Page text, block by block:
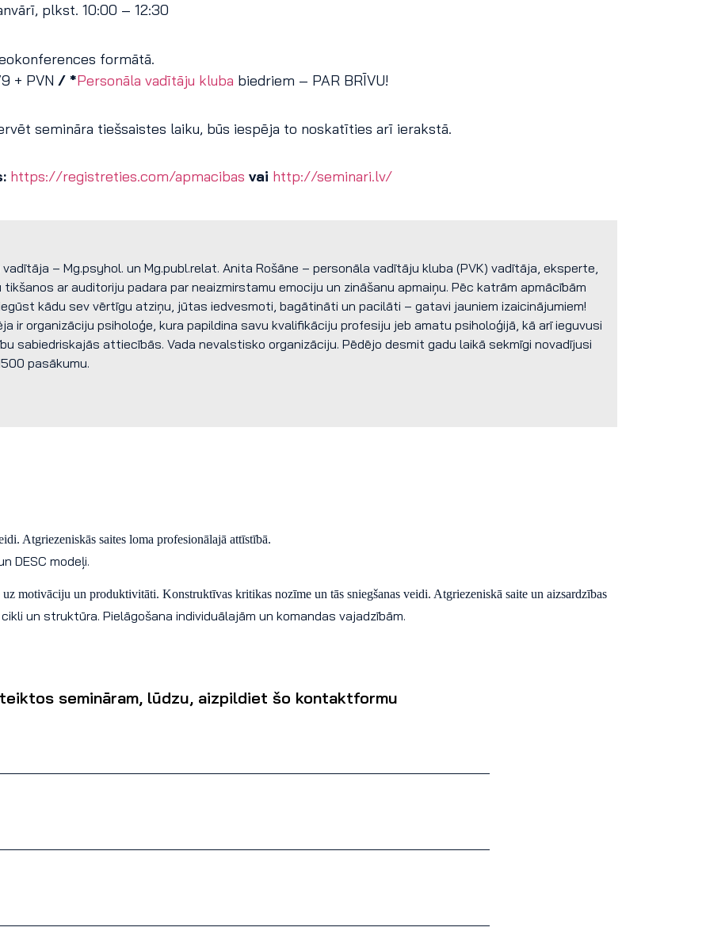
plkst. 10:00 – 12:30
formātā.
+ PVN / *Personāla vadītāju kluba biedriem – PAR BRĪVU!
semināra tiešsaistes laiku, būs iespēja to noskatīties arī ierakstā.
https://registreties.com/apmacibas vai http://seminari.lv/
vadītāja – Mg.psyhol. un Mg.publ.relat. Anita Rošāne – personāla vadītāju kluba (PVK) vadītāja, eksperte,
tikšanos ar auditoriju padara par neaizmirstamu emociju un zināšanu apmaiņu. Pēc katrām apmācībām
kādu sev vērtīgu atziņu, jūtas iedvesmoti, bagātināti un pacilāti – gatavi jauniem izaicinājumiem!
ir organizāciju psiholoģe, kura papildina savu kvalifikāciju profesiju jeb amatu psiholoģijā, kā arī ieguvusi
sabiedriskajās attiecībās. Vada nevalstisko organizāciju. Pēdējo desmit gadu laikā sekmīgi novadījusi
pasākumu.
Atgriezeniskās saites loma profesionālajā attīstībā.
modeļi.
uz motivāciju un produktivitāti. Konstruktīvas kritikas nozīme un tās sniegšanas veidi. Atgriezeniskā saite un aizsardzības
un struktūra. Pielāgošana individuālajām un komandas vajadzībām.
semināram, lūdzu, aizpildiet šo kontaktformu